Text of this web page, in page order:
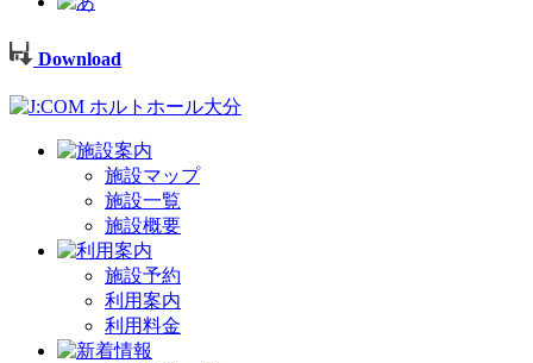
Download
施設マップ
施設一覧
施設概要
施設予約
利用案内
利用料金